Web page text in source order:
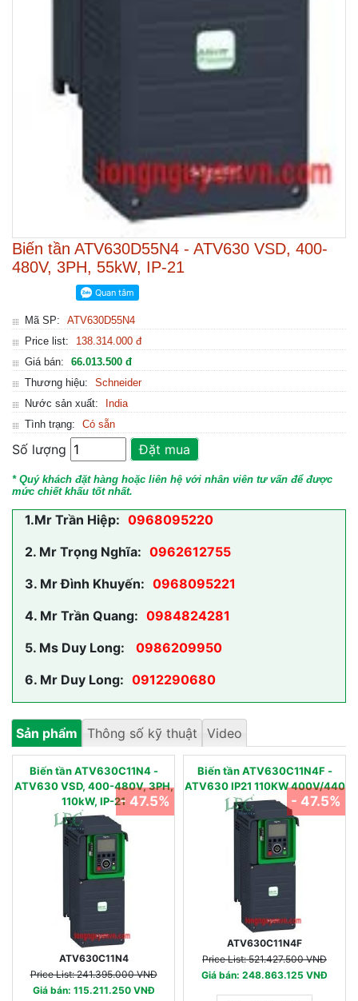
Biến tần ATV630D55N4 - ATV630 VSD, 400-
480V, 3PH, 55kW, IP-21
Mã SP:
ATV630D55N4
Price list:
138.314.000 đ
Giá bán:
66.013.500 đ
Thương hiệu:
Schneider
Nước sản xuất:
India
Tình trạng:
Có sẵn
Số lượng Đặt mua
* Quý khách đặt hàng hoặc liên hệ với nhân viên tư vấn để được
mức chiết khấu tốt nhất.
1.Mr Trần Hiệp: 0968095220
2. Mr Trọng Nghĩa: 0962612755
3. Mr Đình Khuyến: 0968095221
4. Mr Trần Quang: 0984824281
5. Ms Duy Long:
0986209950
6. Mr Duy Long: 0912290680
Sản phẩm Thông số kỹ thuật Video
Biến tần ATV630C11N4 -
ATV630 VSD, 400-480V, 3PH,
110kW, IP-21
ATV630C11N4
Price List: 241.395.000 VNĐ
Giá bán: 115.211.250 VNĐ
- 47.5%
Biến tần ATV630C11N4F -
ATV630 IP21 110KW 400V/440
ATV630C11N4F
Price List: 521.427.500 VNĐ
Giá bán: 248.863.125 VNĐ
- 47.5%